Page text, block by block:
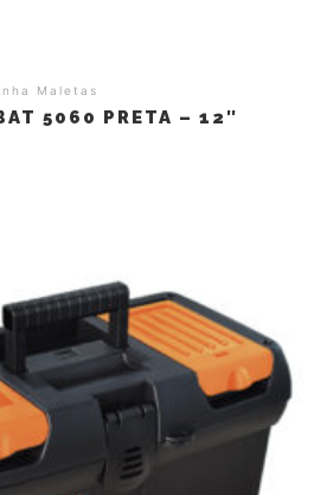
Maletas
5060 PRETA – 12″